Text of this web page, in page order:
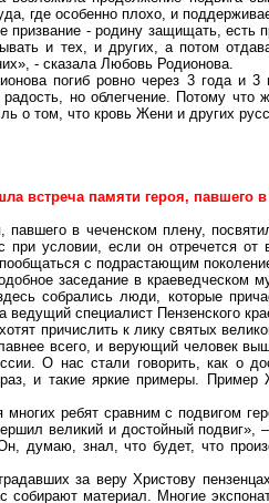
где особенно плохо, и
призвание - родину защищать, есть
и тех, и других, а потом
- сказала Любовь Родионова.
погиб ровно через 3 года и
радость, но облегчение. Потому
о том, что кровь Жени и других
встреча памяти героя, павшего
павшего в чеченском плену,
при условии, если он отречется
с подрастающим
заседание в краеведческом
собрались люди, которые
ведущий специалист Пензенского
причислить к лику святых
всего, и верующий человек
О нас стали говорить, как
и такие яркие примеры.
многих ребят сравним с подвигом
великий и достойный
думаю, знал, что будет, что
за веру Христову
собирают материал. Многие